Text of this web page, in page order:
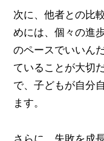
次に、他者との比
めには、個々の進
のペースでいいん
ていることが大切
で、子どもが自分
ます。